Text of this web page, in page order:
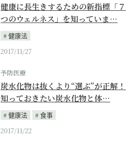
健康に長生きするための新指標「７
つのウェルネス」を知っていま…
健康法
2017/11/27
予防医療
炭水化物は抜くより“選ぶ”が正解！
知っておきたい炭水化物と体…
健康法
食事
2017/11/22